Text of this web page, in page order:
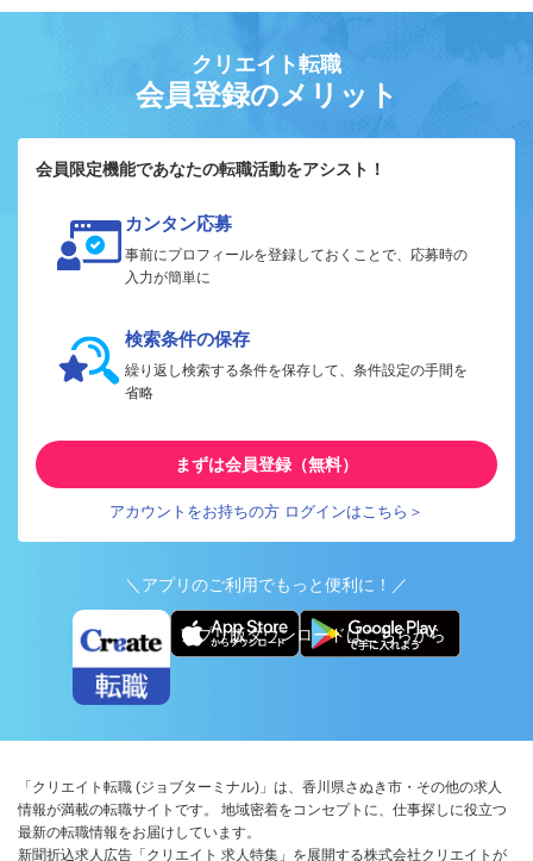
クリエイト転職
会員登録のメリット
会員限定機能であなたの転職活動をアシスト！
カンタン応募
事前にプロフィールを登録しておくことで、応募時の
入力が簡単に
検索条件の保存
繰り返し検索する条件を保存して、条件設定の手間を
省略
まずは会員登録（無料）
アカウントをお持ちの方 ログインはこちら＞
＼アプリのご利用でもっと便利に！／
アプリ版ダウンロードはこちらから
「クリエイト転職 (ジョブターミナル)」は、香川県さぬき市・その他の求人
情報が満載の転職サイトです。 地域密着をコンセプトに、仕事探しに役立つ
最新の転職情報をお届けしています。
新聞折込求人広告「クリエイト 求人特集」を展開する株式会社クリエイトが